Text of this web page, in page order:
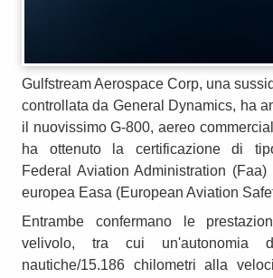
Gulfstream Aerospace Corp, una
controllata da General Dynamics, ha
il nuovissimo G-800, aereo
ha ottenuto la certificazione di
Federal Aviation Administration
europea Easa (European Aviation
Entrambe confermano le
velivolo, tra cui un'autonomia
nautiche/15.186 chilometri alla